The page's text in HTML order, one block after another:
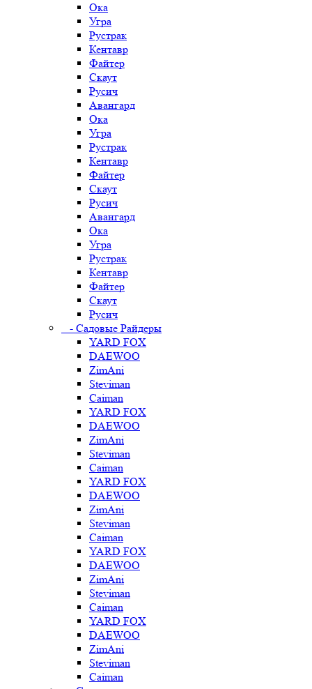
Ока
Угра
Рустрак
Кентавр
Файтер
Скаут
Русич
Авангард
Ока
Угра
Рустрак
Кентавр
Файтер
Скаут
Русич
Авангард
Ока
Угра
Рустрак
Кентавр
Файтер
Скаут
Русич
- Садовые Райдеры
YARD FOX
DAEWOO
ZimAni
Steviman
Caiman
YARD FOX
DAEWOO
ZimAni
Steviman
Caiman
YARD FOX
DAEWOO
ZimAni
Steviman
Caiman
YARD FOX
DAEWOO
ZimAni
Steviman
Caiman
YARD FOX
DAEWOO
ZimAni
Steviman
Caiman